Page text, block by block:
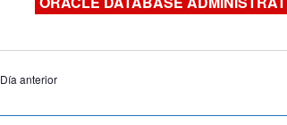
Día anterior